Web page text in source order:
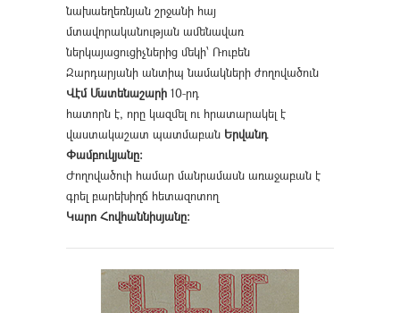
նախաեղեռնյան շրջանի հայ
մտավորականության ամենավառ
ներկայացուցիչներից մեկի՝ Ռուբեն
Զարդարյանի անտիպ նամակների ժողովածուն
Վէմ Մատենաշարի 10-րդ
հատորն է, որը կազմել ու հրատարակել է
վաստակաշատ պատմաբան Երվանդ
Փամբուկյանը։
Ժողովածուի համար մանրամասն առաջաբան է
գրել բարեխիղճ հետազոտող
Կարո Հովհաննիսյանը։